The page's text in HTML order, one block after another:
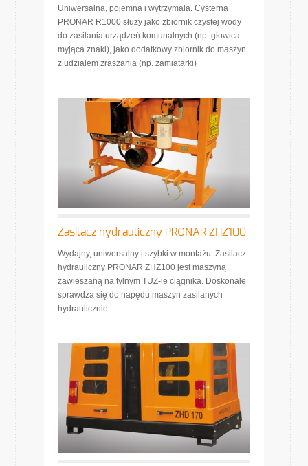
Uniwersalna, pojemna i wytrzymała. Cysterna
PRONAR R1000 służy jako zbiornik czystej wody
do zasilania urządzeń komunalnych (np. głowica
myjąca znaki), jako dodatkowy zbiornik do maszyn
z udziałem zraszania (np. zamiatarki)
Zasilacz hydrauliczny PRONAR ZHZ100
Wydajny, uniwersalny i szybki w montażu. Zasilacz
hydrauliczny PRONAR ZHZ100 jest maszyną
zawieszaną na tylnym TUZ-ie ciągnika. Doskonale
sprawdza się do napędu maszyn zasilanych
hydraulicznie